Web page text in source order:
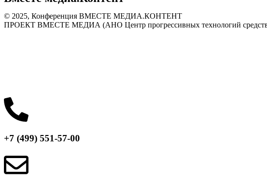
©️ 2025, Конференция ВМЕСТЕ МЕДИА.КОНТЕНТ
ПРОЕКТ ВМЕСТЕ МЕДИА (АНО Центр прогрессивных технологий средств
+7 (499) 551-57-00